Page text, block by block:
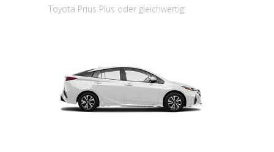
Toyota Prius Plus oder gleichwertig